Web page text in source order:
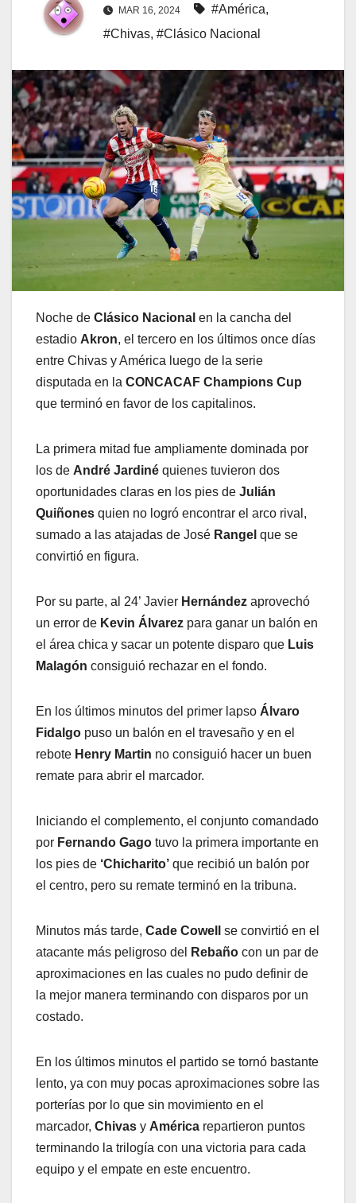
MAR 16, 2024 #América,
#Chivas, #Clásico Nacional
Noche de Clásico Nacional en la cancha del
estadio Akron, el tercero en los últimos once días
entre Chivas y América luego de la serie
disputada en la CONCACAF Champions Cup
que terminó en favor de los capitalinos.
La primera mitad fue ampliamente dominada por
los de André Jardiné quienes tuvieron dos
oportunidades claras en los pies de Julián
Quiñones quien no logró encontrar el arco rival,
sumado a las atajadas de José Rangel que se
convirtió en figura.
Por su parte, al 24’ Javier Hernández aprovechó
un error de Kevin Álvarez para ganar un balón en
el área chica y sacar un potente disparo que Luis
Malagón consiguió rechazar en el fondo.
En los últimos minutos del primer lapso Álvaro
Fidalgo puso un balón en el travesaño y en el
rebote Henry Martin no consiguió hacer un buen
remate para abrir el marcador.
Iniciando el complemento, el conjunto comandado
por Fernando Gago tuvo la primera importante en
los pies de ‘Chicharito’ que recibió un balón por
el centro, pero su remate terminó en la tribuna.
Minutos más tarde, Cade Cowell
se convirtió en el
atacante más peligroso del
Rebaño con un par de
aproximaciones en las cuales no pudo definir de
la mejor manera terminando con disparos por un
costado.
En los últimos minutos el partido se tornó bastante
lento, ya con muy pocas aproximaciones sobre las
porterías por lo que sin movimiento en el
marcador, Chivas y América repartieron puntos
terminando la trilogía con una victoria para cada
equipo y el empate en este encuentro.